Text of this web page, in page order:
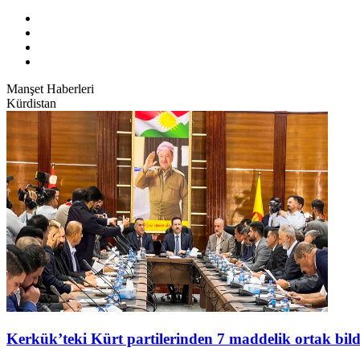
Manşet Haberleri
Kürdistan
Kerkük’teki Kürt partilerinden 7 maddelik ortak